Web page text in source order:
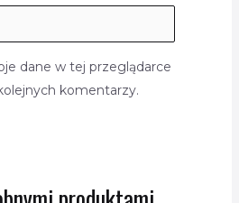
dane w tej przeglądarce
komentarzy.